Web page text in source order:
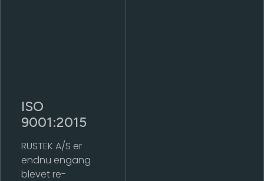
ISO
9001:2015
RUSTEK A/S er
endnu engang
blevet re-